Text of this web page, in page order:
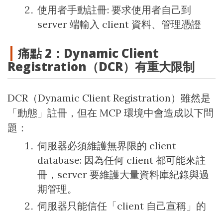
使用者手動註冊: 要求使用者自己到
server 端輸入 client 資料、管理憑證
痛點 2：Dynamic Client
Registration（DCR）有重大限制
DCR（Dynamic Client Registration）雖然是
「動態」註冊，但在 MCP 環境中會造成以下問
題：
伺服器必須維護無界限的 client
database: 因為任何 client 都可能來註
冊，server 要維護大量資料庫紀錄與過
期管理。
伺服器只能信任「client 自己宣稱」的